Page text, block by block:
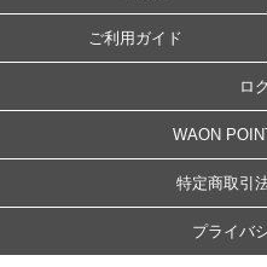
ご利用ガイド
ロ
WAON
特定商取引
プライバ